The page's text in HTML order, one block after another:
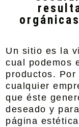
Un sitio es la
cual podemos
productos.
cualquier
que éste
deseado y
página